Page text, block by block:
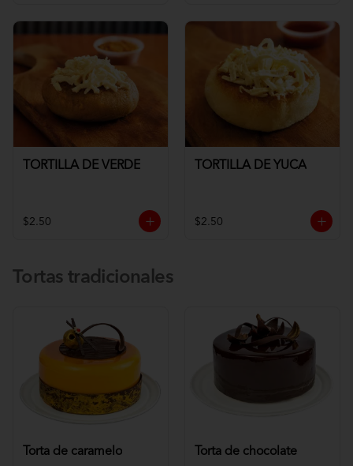
TORTILLA DE VERDE
$2.50
TORTILLA DE YUCA
$2.50
Tortas tradicionales
Torta de caramelo Torta de chocolate